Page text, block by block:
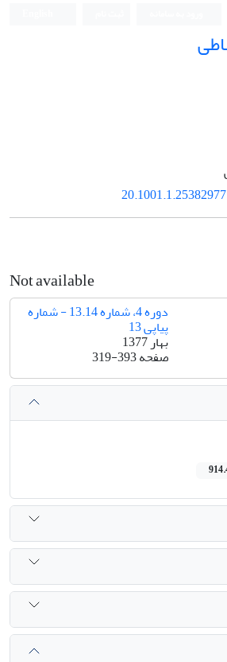
Not available
دوره 4، شماره 13.14 - شماره
پیاپی 13
بهار 1377
صفحه319-393